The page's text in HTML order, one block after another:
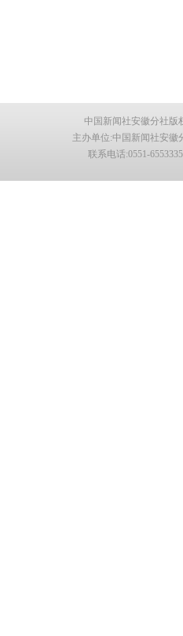
中国新闻社安徽分社版
主办单位:中国新闻社安徽
联系电话:0551-